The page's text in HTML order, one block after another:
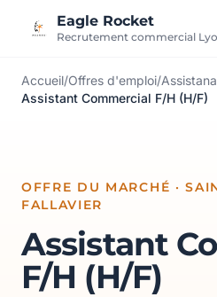
Eagle Rocket
Recrutement commercial
Accueil/Offres d'emploi/
Assistant Commercial F/H (H/F)
OFFRE DU MARCHÉ ·
FALLAVIER
Assistant
F/H (H/F)